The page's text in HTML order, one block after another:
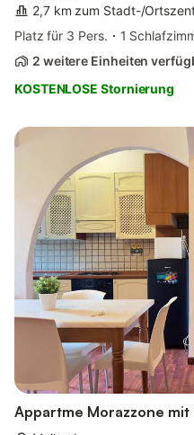
2,7 km zum Stadt-/
Platz für 3 Pers.
1
2 weitere Einheiten
KOSTENLOSE Stornierung
Appartme Morazzone